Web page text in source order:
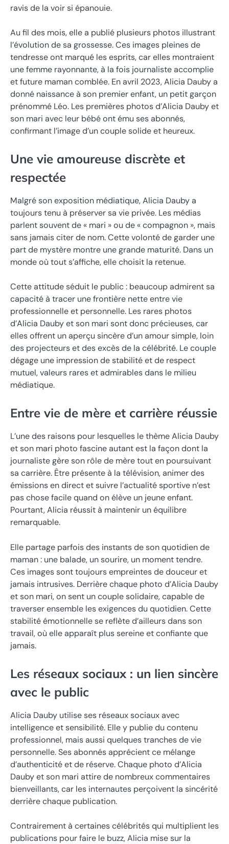
ravis de la voir si épanouie.
Au fil des mois, elle a publié plusieurs photos illustrant
l’évolution de sa grossesse. Ces images pleines de
tendresse ont marqué les esprits, car elles montraient
une femme rayonnante, à la fois journaliste accomplie
et future maman comblée. En avril 2023, Alicia Dauby a
donné naissance à son premier enfant, un petit garçon
prénommé Léo. Les premières photos d’Alicia Dauby et
son mari avec leur bébé ont ému ses abonnés,
confirmant l’image d’un couple solide et heureux.
Une vie amoureuse discrète et
respectée
Malgré son exposition médiatique, Alicia Dauby a
toujours tenu à préserver sa vie privée. Les médias
parlent souvent de « mari » ou de « compagnon », mais
sans jamais citer de nom. Cette volonté de garder une
part de mystère montre une grande maturité. Dans un
monde où tout s’affiche, elle choisit la retenue.
Cette attitude séduit le public : beaucoup admirent sa
capacité à tracer une frontière nette entre vie
professionnelle et personnelle. Les rares photos
d’Alicia Dauby et son mari sont donc précieuses, car
elles offrent un aperçu sincère d’un amour simple, loin
des projecteurs et des excès de la célébrité. Le couple
dégage une impression de stabilité et de respect
mutuel, valeurs rares et admirables dans le milieu
médiatique.
Entre vie de mère et carrière réussie
L’une des raisons pour lesquelles le thème Alicia Dauby
et son mari photo fascine autant est la façon dont la
journaliste gère son rôle de mère tout en poursuivant
sa carrière. Être présente à la télévision, animer des
émissions en direct et suivre l’actualité sportive n’est
pas chose facile quand on élève un jeune enfant.
Pourtant, Alicia réussit à maintenir un équilibre
remarquable.
Elle partage parfois des instants de son quotidien de
maman : une balade, un sourire, un moment tendre.
Ces images sont toujours empreintes de douceur et
jamais intrusives. Derrière chaque photo d’Alicia Dauby
et son mari, on sent un couple solidaire, capable de
traverser ensemble les exigences du quotidien. Cette
stabilité émotionnelle se reflète d’ailleurs dans son
travail, où elle apparaît plus sereine et confiante que
jamais.
Les réseaux sociaux : un lien sincère
avec le public
Alicia Dauby utilise ses réseaux sociaux avec
intelligence et sensibilité. Elle y publie du contenu
professionnel, mais aussi quelques tranches de vie
personnelle. Ses abonnés apprécient ce mélange
d’authenticité et de réserve. Chaque photo d’Alicia
Dauby et son mari attire de nombreux commentaires
bienveillants, car les internautes perçoivent la sincérité
derrière chaque publication.
Contrairement à certaines célébrités qui multiplient les
publications pour faire le buzz, Alicia mise sur la